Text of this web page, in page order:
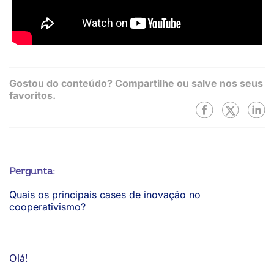
Gostou do conteúdo? Compartilhe ou salve nos seus
favoritos.
Pergunta:
Quais os principais cases de inovação no
cooperativismo?
Olá!